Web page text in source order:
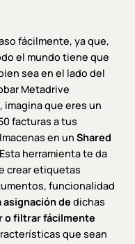
fácilmente, ya que,
el mundo tiene que
sea en el lado del
Metadrive
imagina que eres un
facturas a tus
en un Shared
herramienta te da
crear etiquetas
funcionalidad
asignación de dichas
o filtrar fácilmente
que sean